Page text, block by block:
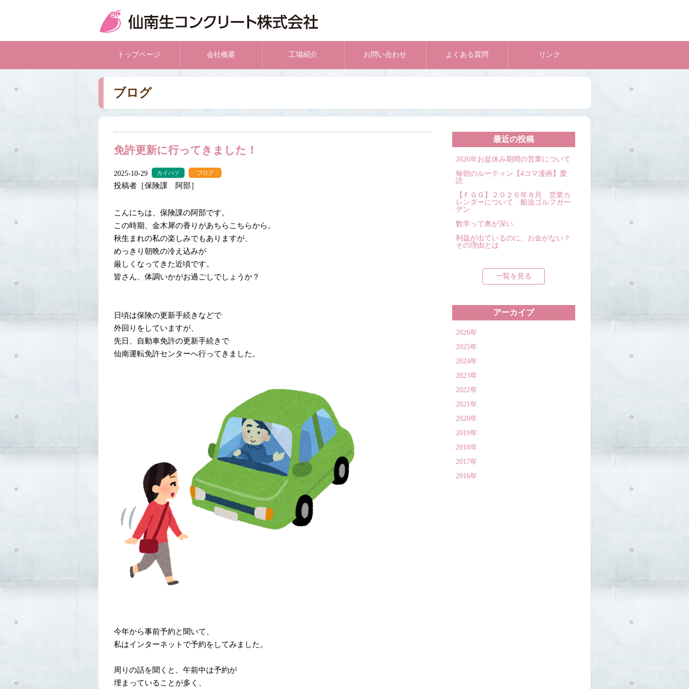
トップページ 会社概要 工場紹介 お問い合わせ よくある質問 リンク
ブログ
免許更新に行ってきました！
2025-10-29 カイハツ ブログ
投稿者［保険課 阿部］
こんにちは、保険課の阿部です。
この時期、金木犀の香りがあちらこちらから。
秋生まれの私の楽しみでもありますが、
めっきり朝晩の冷え込みが
厳しくなってきた近頃です。
皆さん、体調いかがお過ごしでしょうか？
日頃は保険の更新手続きなどで
外回りをしていますが、
先日、自動車免許の更新手続きで
仙南運転免許センターへ行ってきました。
今年から事前予約と聞いて、
私はインターネットで予約をしてみました。
周りの話を聞くと、午前中は予約が
埋まっていることが多く、
最近の投稿
2026年お盆休み期間の営業について
毎朝のルーティン【4コマ漫画】愛
読
【ＦＧＧ】２０２６年８月 営業カ
レンダーについて 船迫ゴルフガー
デン
数学って奥が深い
利益が出ているのに、お金がない？
その理由とは
一覧を見る
アーカイブ
2026年
2025年
2024年
2023年
2022年
2021年
2020年
2019年
2018年
2017年
2016年